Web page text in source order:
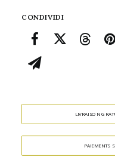
CONDIVIDI
LIVRAISON
PAIEMENTS